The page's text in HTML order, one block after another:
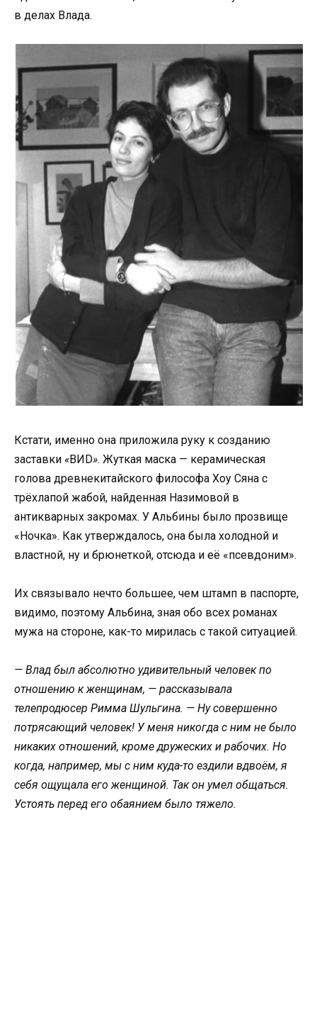
в делах Влада.
Кстати, именно она приложила руку к созданию
заставки «ВИD». Жуткая маска — керамическая
голова древнекитайского философа Хоу Сяна с
трёхлапой жабой, найденная Назимовой в
антикварных закромах. У Альбины было прозвище
«Ночка». Как утверждалось, она была холодной и
властной, ну и брюнеткой, отсюда и её «псевдоним».
Их связывало нечто большее, чем штамп в паспорте,
видимо, поэтому Альбина, зная обо всех романах
мужа на стороне, как-то мирилась с такой ситуацией.
— Влад был абсолютно удивительный человек по
отношению к женщинам, — рассказывала
телепродюсер Римма Шульгина. — Ну совершенно
потрясающий человек! У меня никогда с ним не было
никаких отношений, кроме дружеских и рабочих. Но
когда, например, мы с ним куда-то ездили вдвоём, я
себя ощущала его женщиной. Так он умел общаться.
Устоять перед его обаянием было тяжело.